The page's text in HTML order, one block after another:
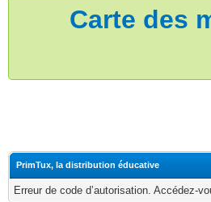
Carte des
PrimTux, la distribution éducative
Erreur de code d’autorisation. Accédez-